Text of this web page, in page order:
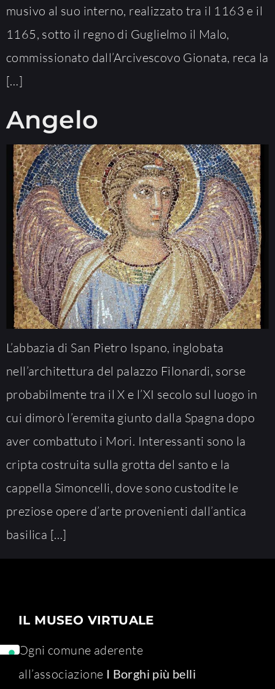
musivo al suo interno, realizzato tra il 1163 e il
1165, sotto il regno di Guglielmo il Malo,
commissionato dall’Arcivescovo Gionata, reca la
[…]
Angelo
L’abbazia di San Pietro Ispano, inglobata
nell’architettura del palazzo Filonardi, sorse
probabilmente tra il X e l’XI secolo sul luogo in
cui dimorò l’eremita giunto dalla Spagna dopo
aver combattuto i Mori. Interessanti sono la
cripta costruita sulla grotta del santo e la
cappella Simoncelli, dove sono custodite le
preziose opere d’arte provenienti dall’antica
basilica […]
IL MUSEO VIRTUALE
Ogni comune aderente
all’associazione I Borghi più belli